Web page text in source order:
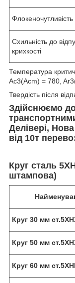
Флокеночутливість
Схильність до
крихкості
Температура
Ac3(Acm) = 780,
Твердість після
Здійснюємо
Делівері,
від 10т
Круг сталь
штампова)
Круг 30 мм
Круг 50 мм
Круг 60 мм